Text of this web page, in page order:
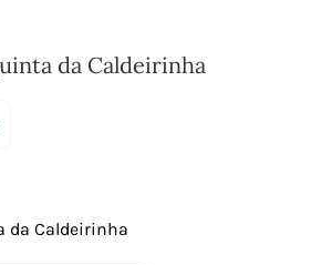
da Caldeirinha
da Caldeirinha